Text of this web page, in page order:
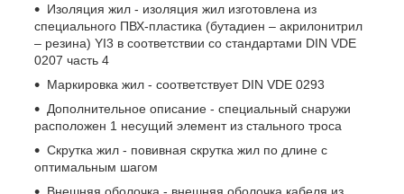
Изоляция жил - изоляция жил изготовлена из
специального ПВХ-пластика (бутадиен – акрилонитрил
– резина) YI3 в соответствии со стандартами DIN VDE
0207 часть 4
Маркировка жил - соответствует DIN VDE 0293
Дополнительное описание - специальный снаружи
расположен 1 несущий элемент из стального троса
Скрутка жил - повивная скрутка жил по длине с
оптимальным шагом
Внешняя оболочка - внешняя оболочка кабеля из